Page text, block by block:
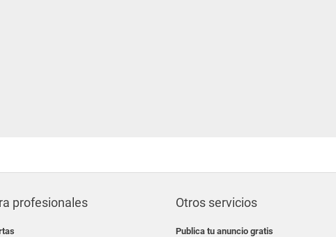
profesionales Otros servicios
Publica tu anuncio gratis